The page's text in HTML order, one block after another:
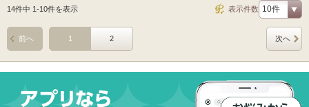
14件中 1-10件を表示 表示件数
1 2
前へ 次へ